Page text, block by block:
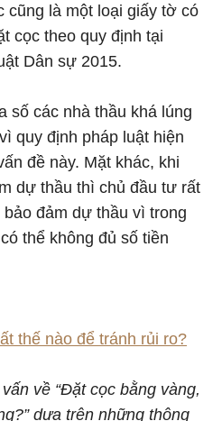
cũng là một loại giấy tờ có
cọc theo quy định tại
Dân sự 2015.
số các nhà thầu khá lúng
quy định pháp luật hiện
đề này. Mặt khác, khi
dự thầu thì chủ đầu tư rất
đảm dự thầu vì trong
thể không đủ số tiền
thế nào để tránh rủi ro?
về “Đặt cọc bằng vàng,
dựa trên những thông